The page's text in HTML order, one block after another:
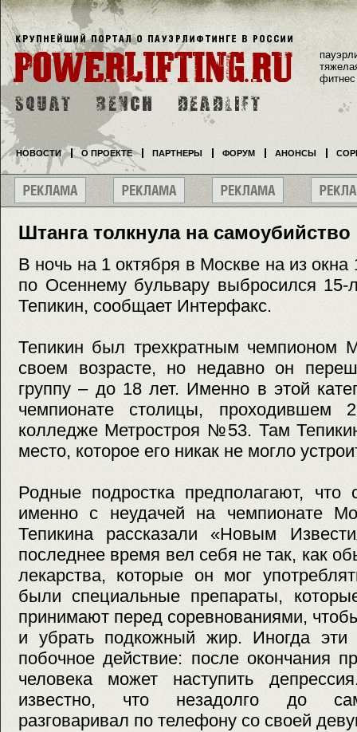
Штанга толкнула на самоубийство
В ночь на 1 октября в Москве на из окна
по Осеннему бульвару выбросился 15-
Тепикин, сообщает Интерфакс.
Тепикин был трехкратным чемпионом
своем возрасте, но недавно он
группу – до 18 лет. Именно в этой
чемпионате столицы,
колледже Метростроя №53. Там
место, которое его никак не могло
Родные подростка предполагают, что
именно с неудачей на чемпионате
Тепикина рассказали «Новым
последнее время вел себя не так, как
лекарства, которые он мог
были специальные препараты,
принимают перед соревнованиями,
и убрать подкожный жир. Иногда эти
побочное действие: после окончания
человека может наступить
известно, что незадолго до
разговаривал по телефону со своей
фитнес
НОВОСТИ О ПРОЕКТЕ ПАРТНЕРЫ ФОРУМ АНОНСЫ